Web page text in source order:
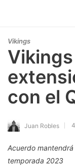
Vikings
con el
Juan Robles
Acuerdo
temporada 2023